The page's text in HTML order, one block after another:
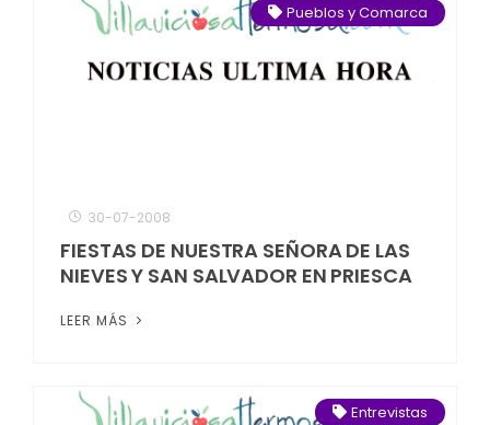
Pueblos y Comarca
30-07-2008
FIESTAS DE NUESTRA SEÑORA DE LAS
NIEVES Y SAN SALVADOR EN PRIESCA
LEER MÁS
Entrevistas